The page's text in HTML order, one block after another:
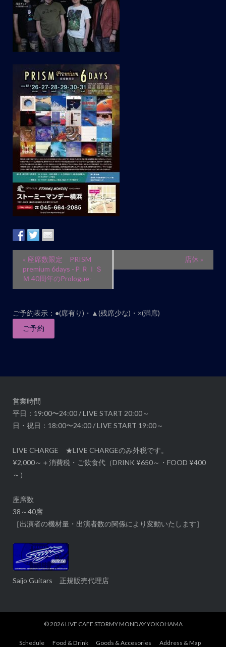
ナ
ビ
ゲ
ョ
« 座席数限定 PRISM
premium 6days -ＰＲＩＳ
Ｍ 40周年のPrologue-
店休 »
ご予約表示：●(席有り)・▲(残席少な)・×(満席)
ご予約
営業時間
平日：19:00〜24:00 / LIVE START 20:00～
日・祝日：18:00〜24:00 / LIVE START 19:00～
LIVE CHARGE ★LIVE CHARGEのみ外税です。
¥2,000～＋消費税・ご飲食代（DRINK ¥650～・FOOD ¥400
～）
座席数
38～40席
［出演者の機材量・出演者数の関係により変動いたします］
Saijo Guitars 正規販売代理店
© 2026LIVE CAFE STORMY MONDAY YOKOHAMA
Schedule Food & Drink Goods & Accesories Address & Map